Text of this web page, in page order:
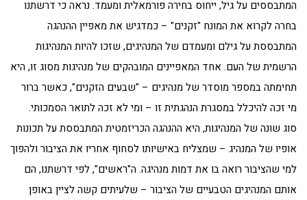
המתבססים על גיל, ייחוס בחירה פורמאלית ומעמד. נראה כי דרשתנו
בחרה לקרוא את המונח "זקנים" – כמדגיש את מאפיין ההנהגה
המתבססת על גילם ומעמדם של המנהיגים, שזכו להיות המנהיגות
הרשמית של העם. אחד המאפיינים המובהקים של מנהיגות מסוג זו, היא
תחימתה במספר מוסדר של מנהיגים – "שבעים הזקנים", כאשר ברור
מי זכה להיכלל במסגרת הנהגתית זו – ומי לא זכה לתואר הסמכותי.
סוג שונה של המנהיגות, היא ההנהגה הכריזמטית המתבססת על תכונות
אופיו של המנהיג – שמצליח באישיותו לסחוף אחריו את הציבור ולהפוך
למי שהציבור רואה בו את דמות מנהיגה. ה"ראשים", לפי דרשתנו, הם
אותם המנהיגים הטבעיים של הציבור – שלעיתים קשה לציין באופן